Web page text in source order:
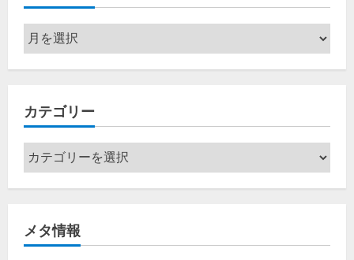
ア
ー
カ
ブ
カテゴリー
カ
テ
ゴ
ー
メタ情報